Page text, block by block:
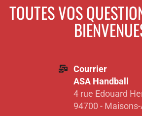
TOUTES VOS
Courrier
ASA Handball
4 rue Edouard
94700 -